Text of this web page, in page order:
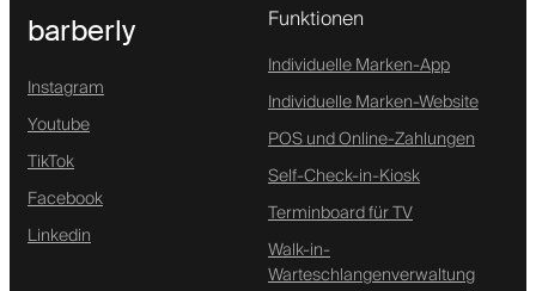
barberly
Instagram
Youtube
TikTok
Facebook
Linkedin
Funktionen
Individuelle Marken-App
Individuelle Marken-Website
POS und Online-Zahlungen
Self-Check-in-Kiosk
Terminboard für TV
Walk-in-
Warteschlangenverwaltung